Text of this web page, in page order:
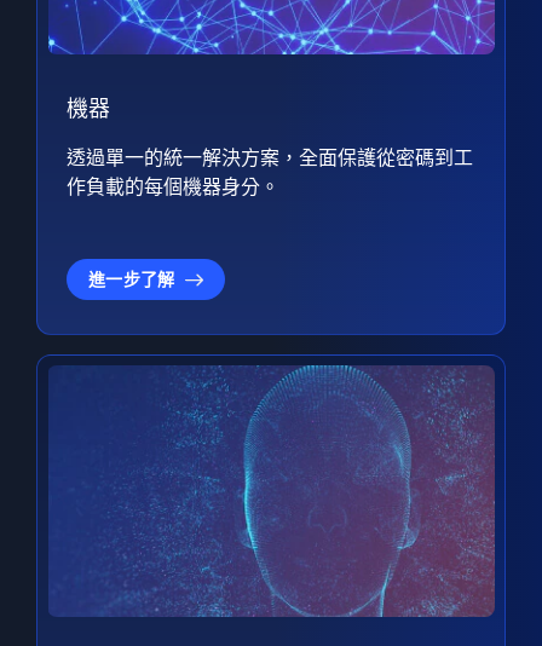
機器
透過單一的統一解決方案，全面保護從密碼到工
作負載的每個機器身分。
進一步了解